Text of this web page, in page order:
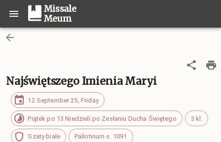
Missale
Meum
Najświętszego Imienia Maryi
12 September 25, Friday
Piątek po 13 Niedzieli po Zesłaniu Ducha Świętego 3 kl.
Szaty białe Pallotinum s. 1091